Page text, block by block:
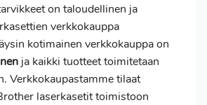
on taloudellinen ja
verkkokauppa
kotimainen verkkokauppa on
ja kaikki tuotteet toimitetaan
Verkkokaupastamme tilaat
laserkasetit toimistoon